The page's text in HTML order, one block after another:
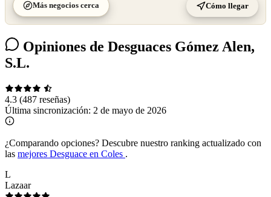
Más negocios cerca Cómo llegar
Opiniones de Desguaces Gómez Alen,
S.L.
4.3 (487 reseñas)
Última sincronización: 2 de mayo de 2026
¿Comparando opciones? Descubre nuestro ranking actualizado con
las mejores Desguace en Coles .
L
Lazaar